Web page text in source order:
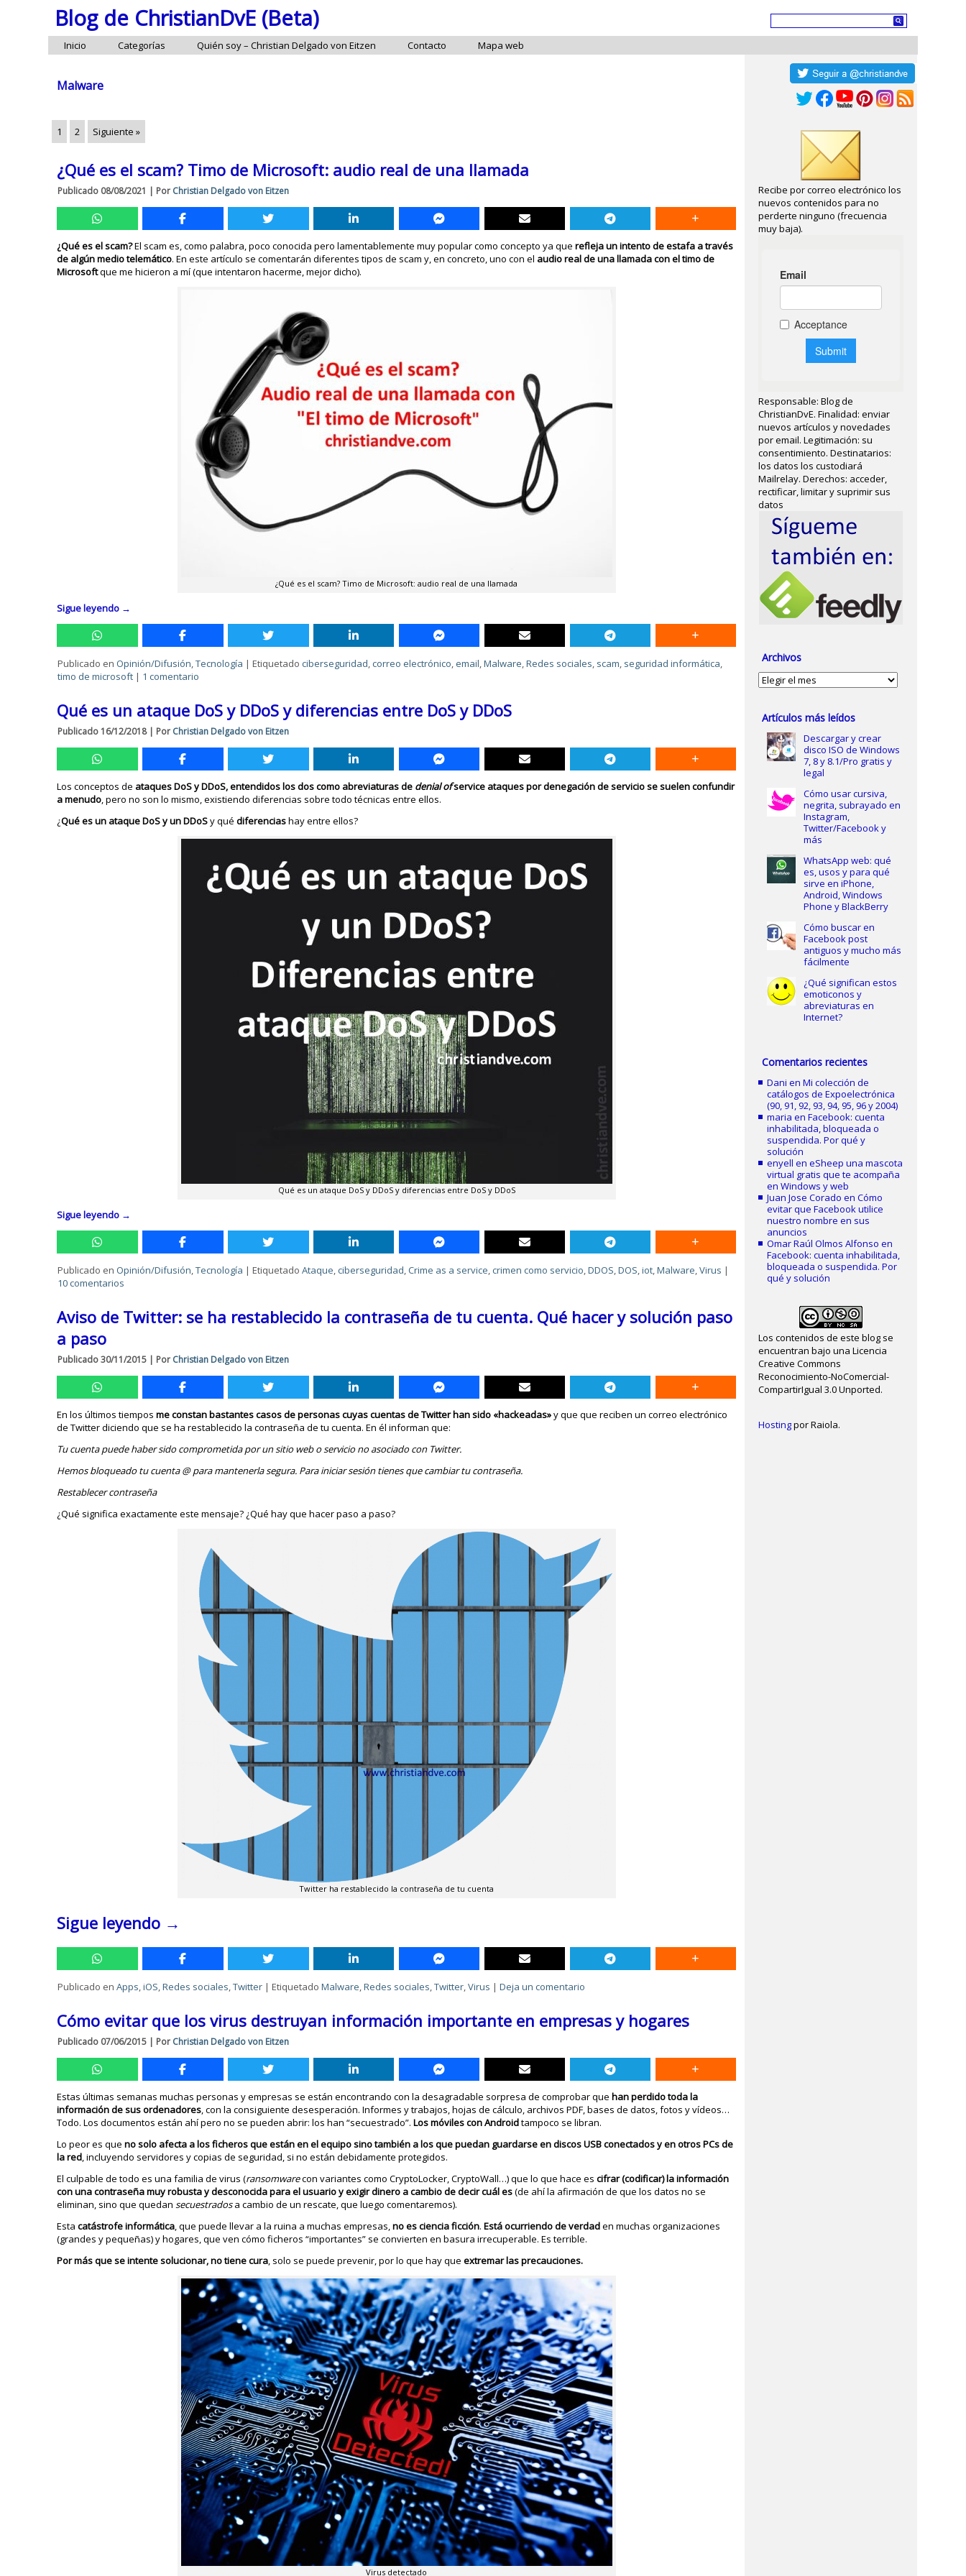
Blog de ChristianDvE (Beta)
Inicio Categorías Quién soy – Christian Delgado von Eitzen Contacto Mapa web
Malware
1 2 Siguiente »
¿Qué es el scam? Timo de Microsoft: audio real de una llamada
Publicado 08/08/2021 | Por Christian Delgado von Eitzen
¿Qué es el scam?El scam es, como palabra, poco conocida pero lamentablemente muy popular como concepto ya querefleja un intento de estafa a través
de algún medio telemático. En este artículo se comentarán diferentes tipos de scam y, en concreto, uno con el audio real de una llamada con el timo de
Microsoftque me hicieron a mí (que intentaron hacerme, mejor dicho).
¿Qué es el scam? Timo de Microsoft: audio real de una llamada
Sigue leyendo →
Publicado en Opinión/Difusión,Tecnología |Etiquetado ciberseguridad,correo electrónico, email,Malware,Redes sociales, scam, seguridad informática,
timo de microsoft | 1 comentario
Qué es un ataque DoS y DDoS y diferencias entre DoS y DDoS
Publicado16/12/2018| Por Christian Delgado von Eitzen
Los conceptos de ataques DoS y DDoS, entendidos los dos como abreviaturas de denial ofservice ataques por denegación de servicio se suelen confundir
a menudo, pero no son lo mismo, existiendo diferencias sobre todo técnicas entre ellos.
¿Qué es un ataque DoS y un DDoSy quédiferenciashay entre ellos?
Qué es un ataque DoS y DDoS y diferencias entre DoS y DDoS
Sigue leyendo →
Publicado en Opinión/Difusión,Tecnología |Etiquetado Ataque,ciberseguridad,Crime as a service,crimen como servicio,DDOS,DOS,iot,Malware,Virus |
10 comentarios
Aviso de Twitter: se ha restablecido la contraseña de tu cuenta. Qué hacer y solución paso
a paso
Publicado30/11/2015 | Por Christian Delgado von Eitzen
En los últimos tiemposme constan bastantes casos de personas cuyas cuentas de Twitter han sido «hackeadas»y que que reciben un correo electrónico
de Twitter diciendo que se ha restablecido la contraseña de tu cuenta. En él informan que:
Tu cuenta puede haber sido comprometida por un sitio web o servicio no asociado con Twitter.
Hemos bloqueado tu cuenta @ para mantenerla segura. Para iniciar sesión tienes que cambiar tu contraseña.
Restablecer contraseña
¿Qué significa exactamente este mensaje? ¿Qué hay que hacer paso a paso?
Twitter ha restablecido la contraseña de tu cuenta
Sigue leyendo →
Publicado en Apps,iOS,Redes sociales,Twitter |Etiquetado Malware,Redes sociales,Twitter,Virus |Deja un comentario
Cómo evitar que los virus destruyan información importante en empresas y hogares
Publicado 07/06/2015 | Por Christian Delgado von Eitzen
Estas últimas semanas muchas personas y empresas se están encontrando con la desagradable sorpresa de comprobar quehan perdido toda la
información de sus ordenadores, con la consiguiente desesperación. Informes y trabajos, hojas de cálculo, archivos PDF, bases de datos, fotos y vídeos…
Todo. Los documentos están ahí pero no se pueden abrir: los han “secuestrado”.Los móviles con Androidtampoco se libran.
Lo peor es queno solo afecta a los ficheros que están en el equipo sino también a los que puedan guardarse en discos USB conectados y en otros PCs de
la red, incluyendo servidores y copias de seguridad, si no están debidamente protegidos.
El culpable de todo es una familia de virus (ransomwarecon variantes como CryptoLocker, CryptoWall…) que lo que hace escifrar (codificar) la información
con una contraseña muy robusta y desconocida para el usuario y exigir dinero a cambio de decir cuál es(de ahí la afirmación de que los datos no se
eliminan, sino que quedansecuestradosa cambio de un rescate, que luego comentaremos).
Estacatástrofe informática, que puede llevar a la ruina a muchas empresas,no es ciencia ficción.Está ocurriendo de verdaden muchas organizaciones
(grandes y pequeñas) y hogares, que ven cómo ficheros “importantes” se convierten en basura irrecuperable. Es terrible.
Por más que se intente solucionar, no tiene cura, solo se puede prevenir, por lo que hay queextremar las precauciones.
Virus detectado
Recibe por correo electrónico los
nuevos contenidos para no
perderte ninguno (frecuencia
muy baja).
Responsable: Blog de
ChristianDvE. Finalidad: enviar
nuevos artículos y novedades
por email. Legitimación: su
consentimiento. Destinatarios:
los datos los custodiará
Mailrelay. Derechos: acceder,
rectificar, limitar y suprimir sus
datos
Archivos
Archivos
Artículos más leídos
Descargar y crear
disco ISO de Windows
7, 8 y 8.1/Pro gratis y
legal
Cómo usar cursiva,
negrita, subrayado en
Instagram,
Twitter/Facebook y
más
WhatsApp web: qué
es, usos y para qué
sirve en iPhone,
Android, Windows
Phone y BlackBerry
Cómo buscar en
Facebook post
antiguos y mucho más
fácilmente
¿Qué significan estos
emoticonos y
abreviaturas en
Internet?
Comentarios recientes
Dani enMi colección de
catálogos de Expoelectrónica
(90, 91, 92, 93, 94, 95, 96 y 2004)
maria enFacebook: cuenta
inhabilitada, bloqueada o
suspendida. Por qué y
solución
enyell eneSheep una mascota
virtual gratis que te acompaña
en Windows y web
Juan Jose Corado enCómo
evitar que Facebook utilice
nuestro nombre en sus
anuncios
Omar Raúl Olmos Alfonso en
Facebook: cuenta inhabilitada,
bloqueada o suspendida. Por
qué y solución
Los contenidos de este blog se
encuentran bajo una Licencia
Creative Commons
Reconocimiento-NoComercial-
CompartirIgual 3.0 Unported.
Hostingpor Raiola.